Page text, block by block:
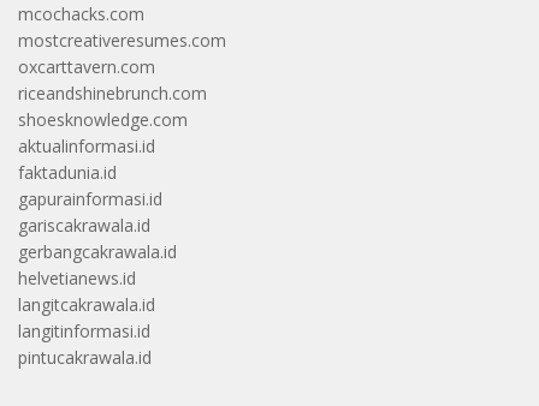
mcochacks.com
mostcreativeresumes.com
oxcarttavern.com
riceandshinebrunch.com
shoesknowledge.com
aktualinformasi.id
faktadunia.id
gapurainformasi.id
gariscakrawala.id
gerbangcakrawala.id
helvetianews.id
langitcakrawala.id
langitinformasi.id
pintucakrawala.id